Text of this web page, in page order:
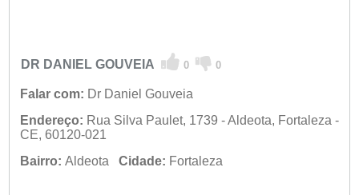
DR DANIEL GOUVEIA 0 0
Falar com: Dr Daniel Gouveia
Endereço: Rua Silva Paulet, 1739 - Aldeota, Fortaleza -
CE, 60120-021
Bairro: Aldeota Cidade: Fortaleza